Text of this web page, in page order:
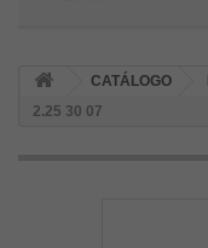
CATÁLOGO
2.25 30 07